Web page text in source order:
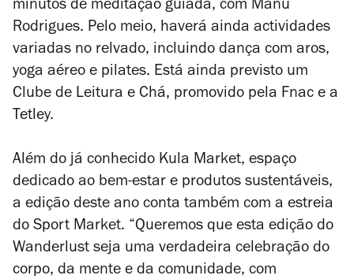
minutos de meditação guiada, com Manu
Rodrigues. Pelo meio, haverá ainda actividades
variadas no relvado, incluindo dança com aros,
yoga aéreo e pilates. Está ainda previsto um
Clube de Leitura e Chá, promovido pela Fnac e a
Tetley.
Além do já conhecido Kula Market, espaço
dedicado ao bem-estar e produtos sustentáveis,
a edição deste ano conta também com a estreia
do Sport Market. “Queremos que esta edição do
Wanderlust seja uma verdadeira celebração do
corpo, da mente e da comunidade, com